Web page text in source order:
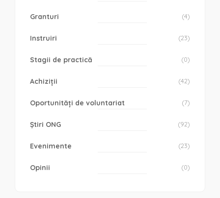
Granturi (4)
Instruiri (23)
Stagii de practică (0)
Achiziții (42)
Oportunități de voluntariat (7)
Știri ONG (92)
Evenimente (23)
Opinii (0)